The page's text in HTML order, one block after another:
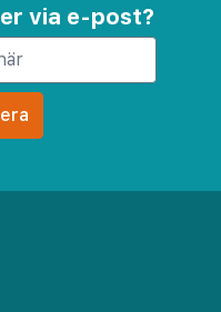
via e-post?